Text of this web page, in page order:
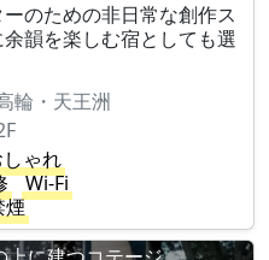
のための非日常な創作ス
韻を楽しむ宿としても選
輪・天王洲
ゃれ
Wi-Fi
煙